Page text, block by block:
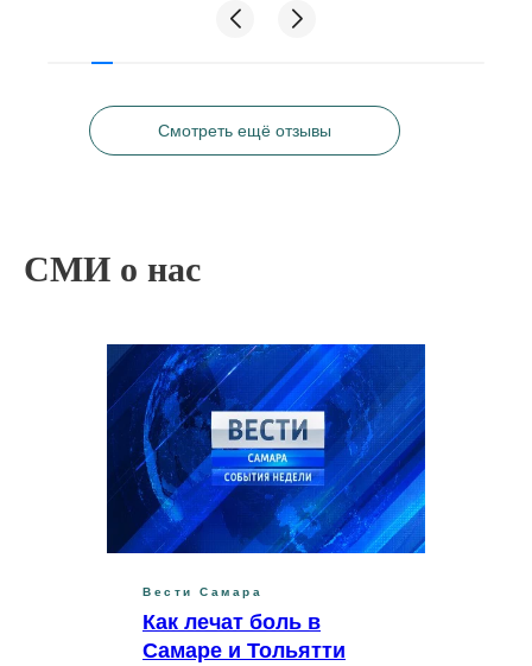
Визит к врачу прошёл хорошо, мне все
понравилось. Дарья Павловна показалась мне
В кабинет меня пригласили даже раньше
положенного, так как она быстро освободилась,
а я пришёл заранее. Сам приём длился около 20
другого врача, который попросил сдать анализы.
специальную прибор, чтобы проверить пульс и
сатурацию. ЭКГ мы не делали, потому что я уже
прошел его ранее и принес результаты с собой,
она их изучила. По итогу доктор выдала
заключение, которое мне и требовалось. Плюс,
она все более чем доступно объяснила по поводу
моей ситуации, без сложных терминов. Думаю,
я бы порекомендовал Дарью Павловну другим
людям, да и сам, если бы понадобилось,
обратился бы к ней повторно.
Смотреть ещё отзывы
СМИ о нас
Вести Самара
Как лечат боль в
Самаре и Тольятти